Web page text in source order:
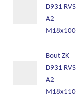
D931 RVS
A2
M18x100
Bout ZK
D931 RVS
A2
M18x110